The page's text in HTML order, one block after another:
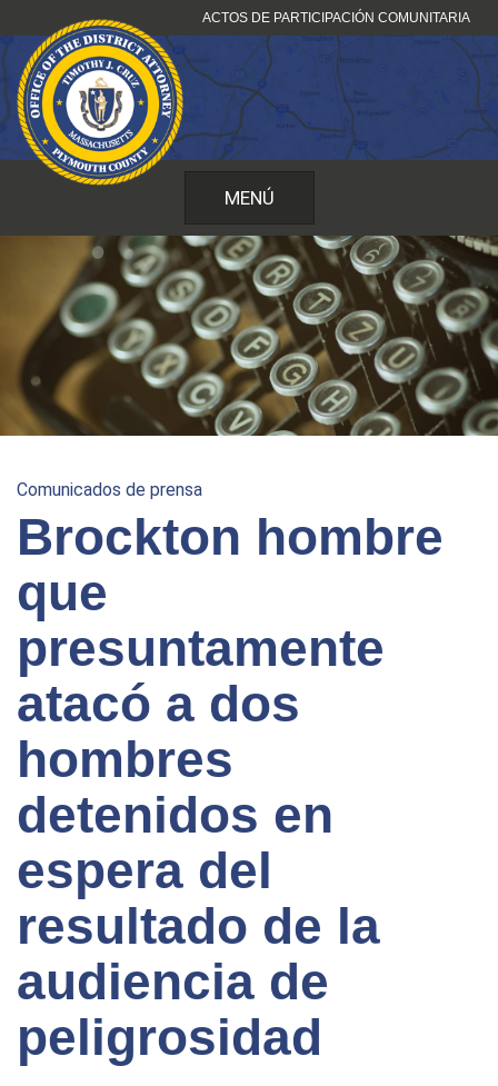
al
contenido
ACTOS DE PARTICIPACIÓN COMUNITARIA
MENÚ
Comunicados de prensa
Brockton hombre
que
presuntamente
atacó a dos
hombres
detenidos en
espera del
resultado de la
audiencia de
peligrosidad